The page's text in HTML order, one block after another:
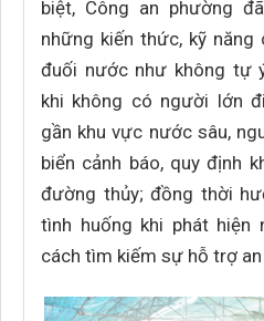
biệt, Công an phường
những kiến thức, kỹ năng
đuối nước như không tự
khi không có người lớn
gần khu vực nước sâu,
biển cảnh báo, quy định
đường thủy; đồng thời
tình huống khi phát
cách tìm kiếm sự hỗ trợ